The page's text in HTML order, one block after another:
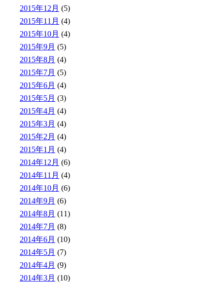
2015年12月 (5)
2015年11月 (4)
2015年10月 (4)
2015年9月 (5)
2015年8月 (4)
2015年7月 (5)
2015年6月 (4)
2015年5月 (3)
2015年4月 (4)
2015年3月 (4)
2015年2月 (4)
2015年1月 (4)
2014年12月 (6)
2014年11月 (4)
2014年10月 (6)
2014年9月 (6)
2014年8月 (11)
2014年7月 (8)
2014年6月 (10)
2014年5月 (7)
2014年4月 (9)
2014年3月 (10)